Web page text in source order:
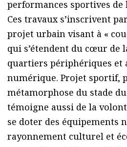
performances sportives de
Ces travaux s’inscrivent
projet urbain visant à «
qui s’étendent du cœur de
quartiers périphériques et
numérique. Projet sportif,
métamorphose du stade du
témoigne aussi de la
se doter des équipements
rayonnement culturel et